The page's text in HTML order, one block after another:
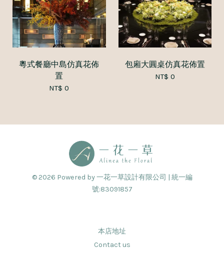
粵式餐廳中島仿真花佈
置
NT$ 0
包廂大圓桌仿真花佈置
NT$ 0
© 2026 Powered by 一花一草設計有限公司 | 統一編
號:83091857
本店地址
Contact us